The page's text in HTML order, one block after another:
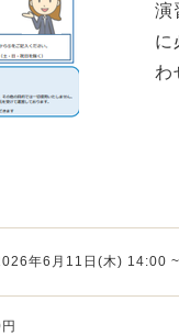
演
に
わ
年6月11日(木) 14:00